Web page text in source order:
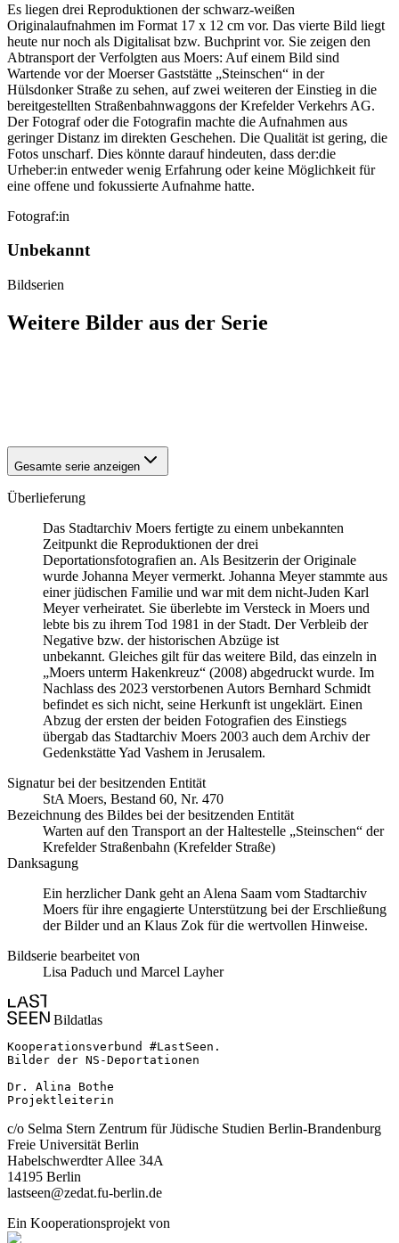
Es liegen drei Reproduktionen der schwarz-weißen
Originalaufnahmen im Format 17 x 12 cm vor. Das vierte Bild liegt
heute nur noch als Digitalisat bzw. Buchprint vor. Sie zeigen den
Abtransport der Verfolgten aus Moers: Auf einem Bild sind
Wartende vor der Moerser Gaststätte „Steinschen“ in der
Hülsdonker Straße zu sehen, auf zwei weiteren der Einstieg in die
bereitgestellten Straßenbahnwaggons der Krefelder Verkehrs AG.
Der Fotograf oder die Fotografin machte die Aufnahmen aus
geringer Distanz im direkten Geschehen. Die Qualität ist gering, die
Fotos unscharf. Dies könnte darauf hindeuten, dass der:die
Urheber:in entweder wenig Erfahrung oder keine Möglichkeit für
eine offene und fokussierte Aufnahme hatte.
Fotograf:in
Unbekannt
Bildserien
Weitere Bilder aus der Serie
Gesamte serie anzeigen
Überlieferung
Das Stadtarchiv Moers fertigte zu einem unbekannten
Zeitpunkt die Reproduktionen der drei
Deportationsfotografien an. Als Besitzerin der Originale
wurde Johanna Meyer vermerkt. Johanna Meyer stammte aus
einer jüdischen Familie und war mit dem nicht-Juden Karl
Meyer verheiratet. Sie überlebte im Versteck in Moers und
lebte bis zu ihrem Tod 1981 in der Stadt. Der Verbleib der
Negative bzw. der historischen Abzüge ist
unbekannt. Gleiches gilt für das weitere Bild, das einzeln in
„Moers unterm Hakenkreuz“ (2008) abgedruckt wurde. Im
Nachlass des 2023 verstorbenen Autors Bernhard Schmidt
befindet es sich nicht, seine Herkunft ist ungeklärt. Einen
Abzug der ersten der beiden Fotografien des Einstiegs
übergab das Stadtarchiv Moers 2003 auch dem Archiv der
Gedenkstätte Yad Vashem in Jerusalem.
Signatur bei der besitzenden Entität
StA Moers, Bestand 60, Nr. 470
Bezeichnung des Bildes bei der besitzenden Entität
Warten auf den Transport an der Haltestelle „Steinschen“ der
Krefelder Straßenbahn (Krefelder Straße)
Danksagung
Ein herzlicher Dank geht an Alena Saam vom Stadtarchiv
Moers für ihre engagierte Unterstützung bei der Erschließung
der Bilder und an Klaus Zok für die wertvollen Hinweise.
Bildserie bearbeitet von
Lisa Paduch und Marcel Layher
Bildatlas
Kooperationsverbund #LastSeen.
Bilder der NS-Deportationen
Dr. Alina Bothe
Projektleiterin
c/o Selma Stern Zentrum für Jüdische Studien Berlin-Brandenburg
Freie Universität Berlin
Habelschwerdter Allee 34A
14195 Berlin
lastseen@zedat.fu-berlin.de
Ein Kooperationsprojekt von